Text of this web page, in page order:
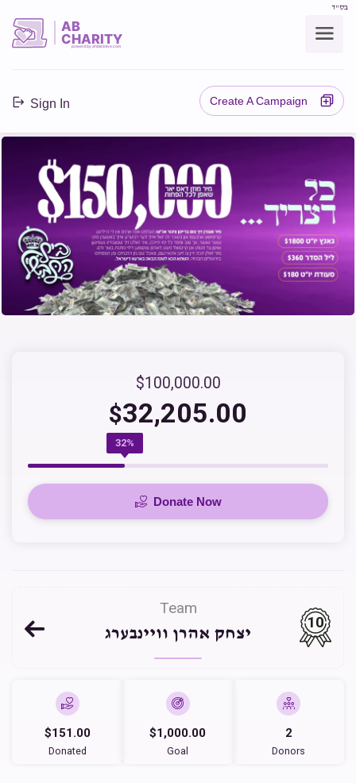
בס"ד
AB
CHARITY
powerd by ahblicklive.com
Sign In Create A Campaign
$100,000.00
$32,205.00
32%
Donate Now
Team
יצחק אהרן וויינבערג
10
$151.00
Donated
$1,000.00
Goal
2
Donors